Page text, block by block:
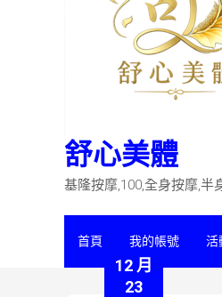
舒心美體
基隆按摩,100,全身按摩,半
首頁 我的帳號 活
12 月
23